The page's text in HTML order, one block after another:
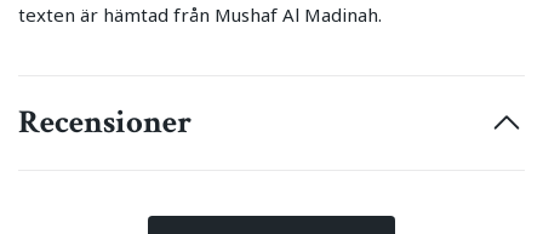
texten är hämtad från Mushaf Al Madinah.
Recensioner